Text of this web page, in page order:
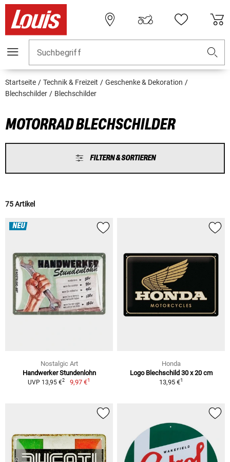
Suchbegriff
Startseite Technik & Freizeit
Geschenke & Dekoration
Blechschilder
Blechschilder
MOTORRAD BLECHSCHILDER
FILTERN & SORTIEREN
75 Artikel
NEU
Nostalgic Art
Handwerker Stundenlohn
UVP 13,95 €2 9,97 €1
Honda
Logo Blechschild 30 x 20 cm
13,95 €1